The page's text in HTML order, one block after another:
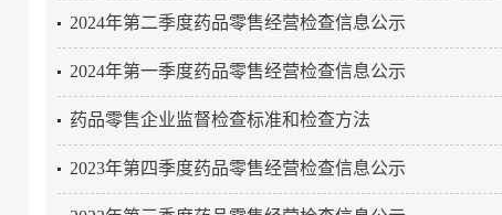
2024年第二季度药品零售经营检查信息公示
2024年第一季度药品零售经营检查信息公示
药品零售企业监督检查标准和检查方法
2023年第四季度药品零售经营检查信息公示